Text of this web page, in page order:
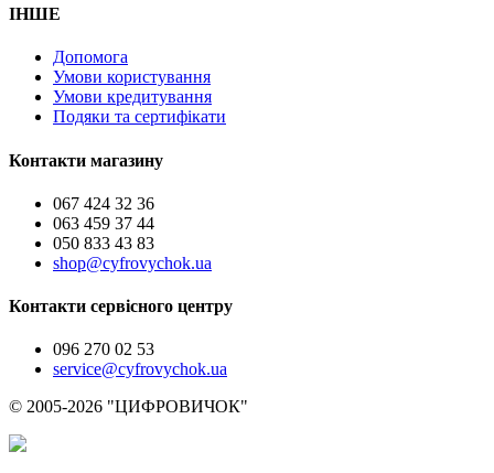
ІНШЕ
Допомога
Умови користування
Умови кредитування
Подяки та сертифікати
Контакти магазину
067 424 32 36
063 459 37 44
050 833 43 83
shop@cyfrovychok.ua
Контакти сервісного центру
096 270 02 53
service@cyfrovychok.ua
© 2005-2026 "ЦИФРОВИЧОК"